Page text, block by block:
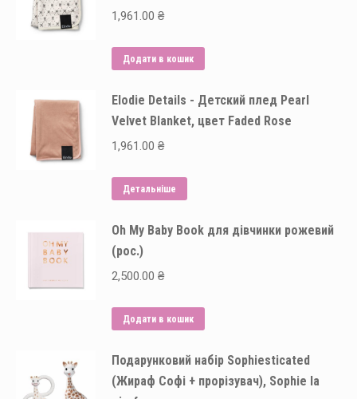
1,961.00 ₴
Додати в кошик
Elodie Details - Детский плед Pearl
Velvet Blanket, цвет Faded Rose
1,961.00 ₴
Детальніше
Oh My Baby Book для дівчинки рожевий
(рос.)
2,500.00 ₴
Додати в кошик
Подарунковий набір Sophiesticated
(Жираф Софі + прорізувач), Sophie la